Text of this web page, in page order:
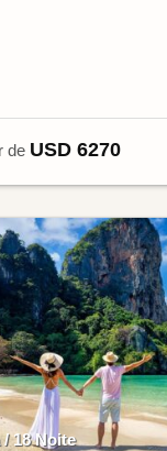
de USD 6270
/ 18 Noite